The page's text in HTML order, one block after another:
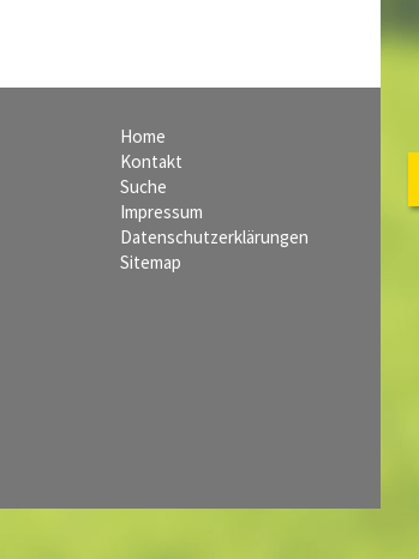
Home
Kontakt
Suche
Impressum
Datenschutzerklärungen
Sitemap